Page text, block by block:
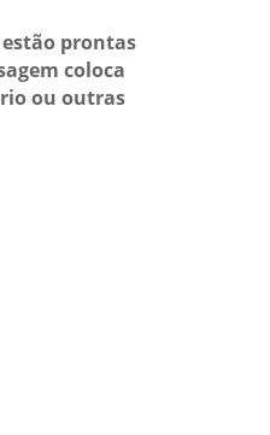
prontas
coloca
ou outras